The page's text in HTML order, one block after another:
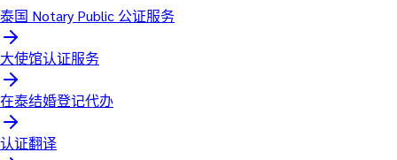
泰国 Notary Public 公证服务
大使馆认证服务
在泰结婚登记代办
认证翻译